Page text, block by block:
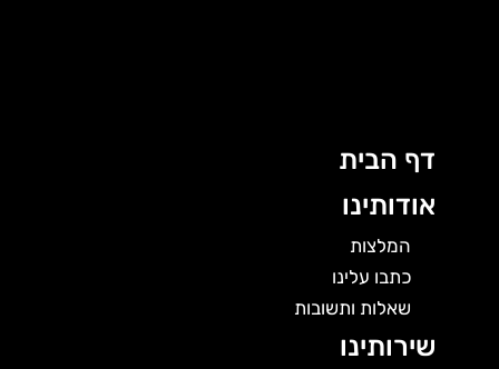
דף הבית
אודותינו
המלצות
כתבו עלינו
שאלות ותשובות
שירותינו